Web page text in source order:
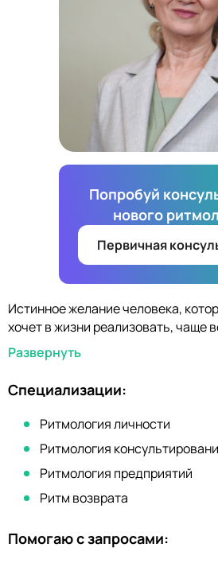
Попробуй
нового
Первичная
Истинное желание человека,
хочет в жизни реализовать, чаще
человеку непонятно или скрыто
стереотипами. В процессе
возвращается к себе истинному,
массы ненужных убеждений и
хочет на самом деле.
Развернуть
Специализации:
Ритмология личности
Ритмология
Ритмология предприятий
Ритм возврата
Помогаю с запросами: